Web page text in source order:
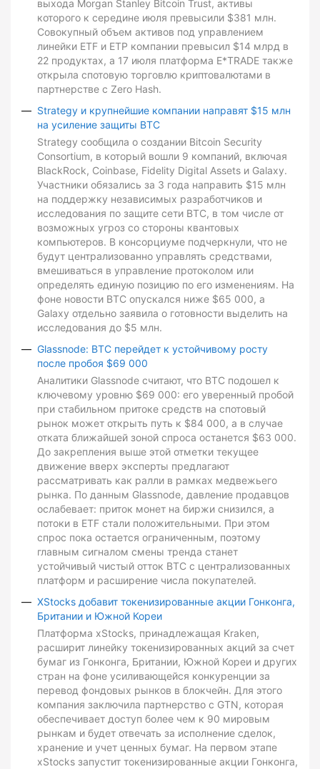
выхода Morgan Stanley Bitcoin Trust, активы
которого к середине июля превысили $381 млн.
Совокупный объем активов под управлением
линейки ETF и ETP компании превысил $14 млрд в
22 продуктах, а 17 июля платформа E*TRADE также
открыла спотовую торговлю криптовалютами в
партнерстве с Zero Hash.
Strategy и крупнейшие компании направят $15 млн
на усиление защиты BTC
Strategy сообщила о создании Bitcoin Security
Consortium, в который вошли 9 компаний, включая
BlackRock, Coinbase, Fidelity Digital Assets и Galaxy.
Участники обязались за 3 года направить $15 млн
на поддержку независимых разработчиков и
исследования по защите сети BTC, в том числе от
возможных угроз со стороны квантовых
компьютеров. В консорциуме подчеркнули, что не
будут централизованно управлять средствами,
вмешиваться в управление протоколом или
определять единую позицию по его изменениям. На
фоне новости BTC опускался ниже $65 000, а
Galaxy отдельно заявила о готовности выделить на
исследования до $5 млн.
Glassnode: BTC перейдет к устойчивому росту
после пробоя $69 000
Аналитики Glassnode считают, что BTC подошел к
ключевому уровню $69 000: его уверенный пробой
при стабильном притоке средств на спотовый
рынок может открыть путь к $84 000, а в случае
отката ближайшей зоной спроса останется $63 000.
До закрепления выше этой отметки текущее
движение вверх эксперты предлагают
рассматривать как ралли в рамках медвежьего
рынка. По данным Glassnode, давление продавцов
ослабевает: приток монет на биржи снизился, а
потоки в ETF стали положительными. При этом
спрос пока остается ограниченным, поэтому
главным сигналом смены тренда станет
устойчивый чистый отток BTC с централизованных
платформ и расширение числа покупателей.
XStocks добавит токенизированные акции Гонконга,
Британии и Южной Кореи
Платформа xStocks, принадлежащая Kraken,
расширит линейку токенизированных акций за счет
бумаг из Гонконга, Британии, Южной Кореи и других
стран на фоне усиливающейся конкуренции за
перевод фондовых рынков в блокчейн. Для этого
компания заключила партнерство с GTN, которая
обеспечивает доступ более чем к 90 мировым
рынкам и будет отвечать за исполнение сделок,
хранение и учет ценных бумаг. На первом этапе
xStocks запустит токенизированные акции Гонконга,